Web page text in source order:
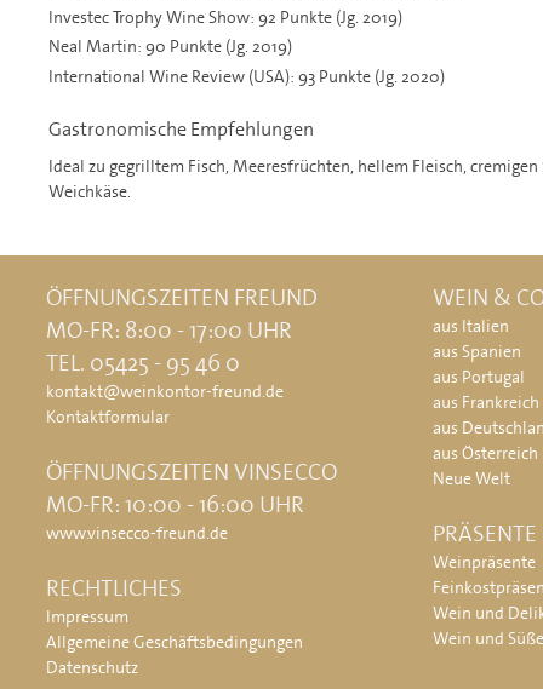
Investec Trophy Wine Show: 92 Punkte (Jg. 2019)
Neal Martin: 90 Punkte (Jg. 2019)
International Wine Review (USA): 93 Punkte (Jg. 2020)
Gastronomische Empfehlungen
Ideal zu gegrilltem Fisch, Meeresfrüchten, hellem Fleisch,
Weichkäse.
ÖFFNUNGSZEITEN FREUND
MO-FR: 8:00 - 17:00 UHR
TEL. 05425 - 95 46 0
kontakt@weinkontor-freund.de
Kontaktformular
ÖFFNUNGSZEITEN VINSECCO
MO-FR: 10:00 - 16:00 UHR
www.vinsecco-freund.de
RECHTLICHES
Impressum
Allgemeine Geschäftsbedingungen
Datenschutz
WEIN &
aus Italien
aus Spanien
aus Portugal
aus Frankreich
aus
aus Österreich
Neue Welt
PRÄSENTE
Weinpräsente
Wein und
Wein und